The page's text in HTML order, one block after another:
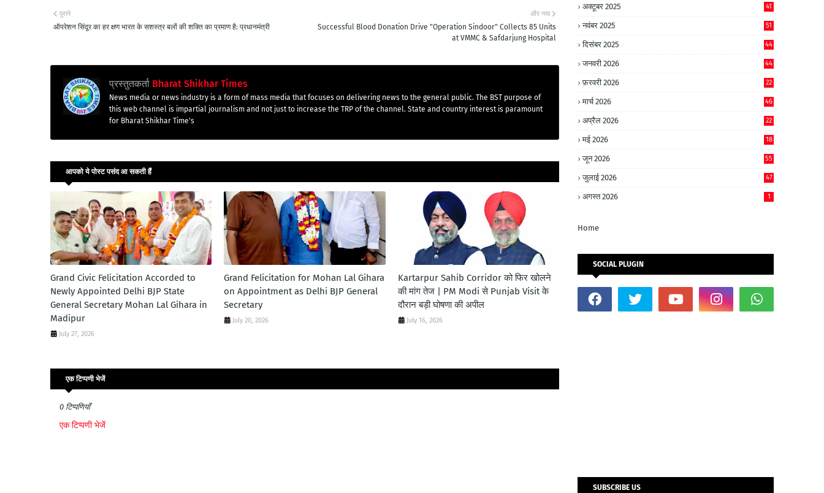
और नया
Successful Blood Donation Drive "Operation Sindoor" Collects 85 Units
at VMMC & Safdarjung Hospital
पुराने
ऑपरेशन सिंदूर का हर क्षण भारत के सशस्त्र बलों की शक्ति का प्रमाण है: प्रधानमंत्री
प्रस्तुतकर्ता Bharat Shikhar Times
News media or news industry is a form of mass media that focuses on delivering news to the general public. The BST purpose of
this web channel is impartial journalism and not just to increase the TRP of the channel. State and country interest is paramount
for Bharat Shikhar Time's
आपको ये पोस्ट पसंद आ सकती हैं
Grand Civic Felicitation Accorded to
Newly Appointed Delhi BJP State
General Secretary Mohan Lal Gihara in
Madipur
July 27, 2026
Grand Felicitation for Mohan Lal Gihara
on Appointment as Delhi BJP General
Secretary
July 20, 2026
Kartarpur Sahib Corridor को फिर खोलने
की मांग तेज | PM Modi से Punjab Visit के
दौरान बड़ी घोषणा की अपील
July 16, 2026
एक टिप्पणी भेजें
0 टिप्पणियाँ
एक टिप्पणी भेजें
अक्टूबर 2025 41
नवंबर 2025 51
दिसंबर 2025 44
जनवरी 2026 44
फ़रवरी 2026 22
मार्च 2026 46
अप्रैल 2026 22
मई 2026 18
जून 2026 55
जुलाई 2026 47
अगस्त 2026 1
Home
SOCIAL PLUGIN
SUBSCRIBE US